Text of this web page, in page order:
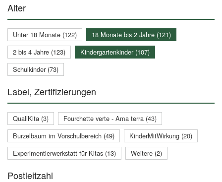
Alter
Unter 18 Monate (122)
18 Monate bis 2 Jahre (121)
2 bis 4 Jahre (123)
Kindergartenkinder (107)
Schulkinder (73)
Label, Zertifizierungen
QualiKita (3)
Fourchette verte - Ama terra (43)
Burzelbaum im Vorschulbereich (49)
KinderMitWirkung (20)
Experimentierwerkstatt für Kitas (13)
Weitere (2)
Postleitzahl